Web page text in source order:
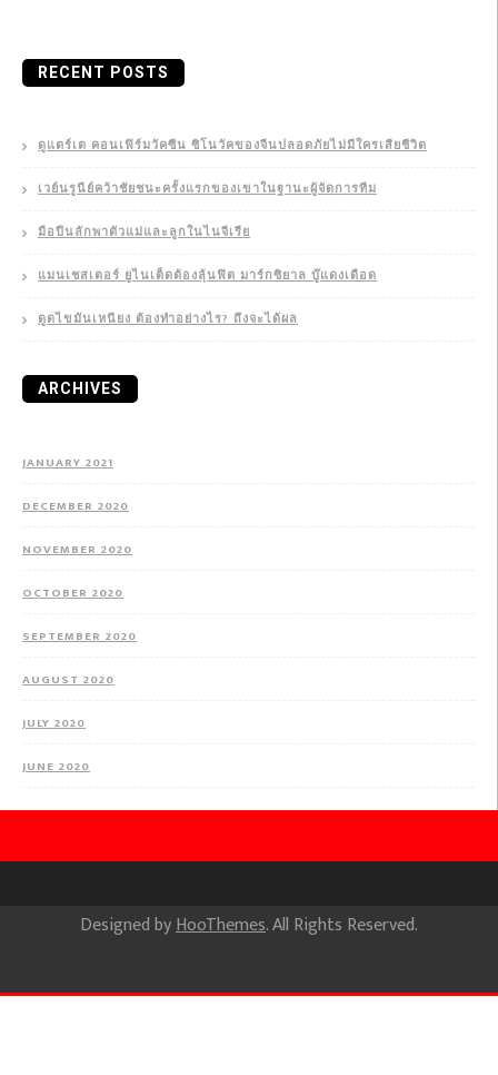
RECENT POSTS
ดูแตร์เต คอนเฟิร์มวัคซีน ซิโนวัคของจีนปลอดภัยไม่มีใครเสียชีวิต
เวย์นรูนีย์คว้าชัยชนะครั้งแรกของเขาในฐานะผู้จัดการทีม
มือปืนลักพาตัวแม่และลูกในไนจีเรีย
แมนเชสเตอร์ ยูไนเต็ดต้องลุ้นฟิต มาร์กซิยาล บู๊แดงเดือด
ดูดไขมันเหนียง ต้องทำอย่างไร? ถึงจะได้ผล
ARCHIVES
JANUARY 2021
DECEMBER 2020
NOVEMBER 2020
OCTOBER 2020
SEPTEMBER 2020
AUGUST 2020
JULY 2020
JUNE 2020
Designed byHooThemes. All Rights Reserved.